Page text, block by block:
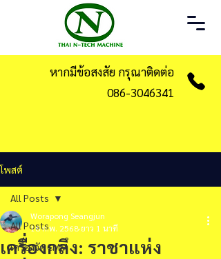
หากมีข้อสงสัย กรุณาติดต่อ
086-3046341
โพสต์
All Posts
เครื่องวัด CMM
All Posts
เครื่องกลึง: ราชาแห่ง
Worapong Seangjun
18 ก.พ. 2568 ยาว 1 นาที